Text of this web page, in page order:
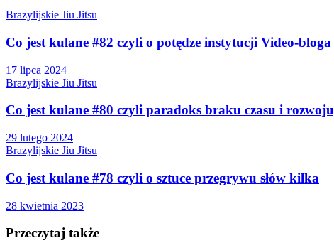
Brazylijskie Jiu Jitsu
Co jest kulane #82 czyli o potędze instytucji Video-bloga
17 lipca 2024
Brazylijskie Jiu Jitsu
Co jest kulane #80 czyli paradoks braku czasu i
29 lutego 2024
Brazylijskie Jiu Jitsu
Co jest kulane #78 czyli o sztuce przegrywu słów kilka
28 kwietnia 2023
Przeczytaj także